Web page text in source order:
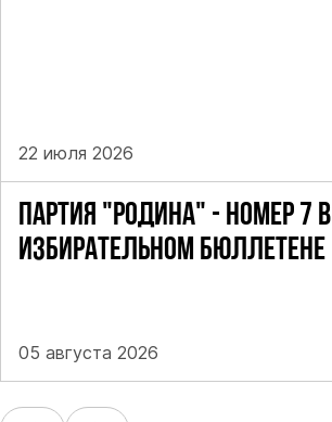
ПАРТИЯ "РОДИНА" - НОМЕР 7 В
ИЗБИРАТЕЛЬНОМ БЮЛЛЕТЕНЕ
05 августа 2026
22 июля 2026